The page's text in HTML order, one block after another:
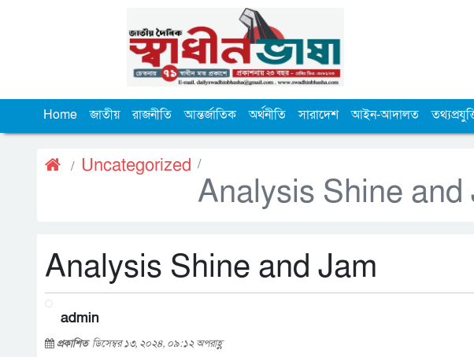
Home জাতীয় রাজনীতি আন্তর্জাতিক অর্থনীতি সারাদেশ আইন-আদালত
Uncategorized
Analysis Shine and
Analysis Shine and Jam
admin
প্রকাশিত ডিসেম্বর ১৩, ২০২৪, ০৯:১২ অপরাহ্ণ